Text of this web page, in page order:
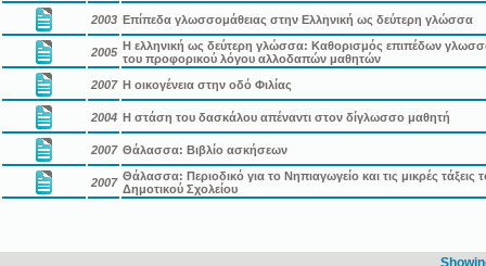
2003 Επίπεδα γλωσσομάθειας στην Ελληνική ως δεύτερη γλώσσα
2005 Η ελληνική ως δεύτερη γλώσσα: Καθορισμός επιπέδων
του προφορικού λόγου αλλοδαπών μαθητών
2007 Η οικογένεια στην οδό Φιλίας
2004 Η στάση του δασκάλου απέναντι στον δίγλωσσο μαθητή
2007 Θάλασσα: Βιβλίο ασκήσεων
2007 Θάλασσα: Περιοδικό για το Νηπιαγωγείο και τις μικρές τάξεις
Δημοτικού Σχολείου